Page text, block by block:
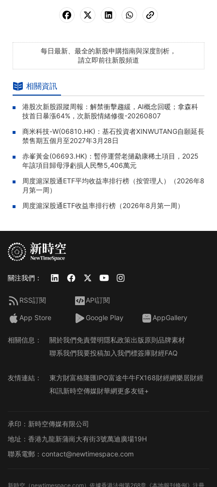
每日最新、最全的新股申購指南與深度剖析，
請立即前往新股頻道
相關資訊
港股次新股跟蹤周報：解禁衝擊趨緩，AI概念回暖；拿森科
技首日暴漲64%，次新股情緒修復-20260807
商米科技-W(06810.HK)：基石投資者XINWUTANG自願延長
禁售期五個月至2027年3月28日
赤峯黃金(06693.HK)：暫停運營老撾勐康稀土項目，2025
年該項目歸母淨虧損人民幣5,406萬元
周度滬深股通ETF平均收益率排行榜（按管理人）（2026年8
月第一周）
周度滬深股通ETF收益率排行榜（2026年8月第一周）
關注我們：
RSS訂閱 API訂閱
App Store Google Play AppGallery
相關信息： 關於我們免責聲明隱私政策出版原則品牌素材
聯系我們我要投稿加入我們標簽庫財經FAQ
友情連結： 東方財富格隆匯IPO富途牛牛FX168財經網樂居財經
和訊新時空傳媒財華網更多友链+
承印：新時空傳媒有限公司
地址：香港九龍新蒲崗大有街3號萬迪廣場19H
聯系電郵：contact@newtimespace.com
新時空（ newtimespace.com）依據香港法例第268章《本地報刊條例》注冊